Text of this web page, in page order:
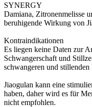
SYNERGY
Damiana, Zitronenmelisse
beruhigende Wirkung von
Kontraindikationen
Es liegen keine Daten zur
Schwangerschaft und
schwangeren und
Jiaogulan kann eine
haben, daher wird es für
nicht empfohlen.